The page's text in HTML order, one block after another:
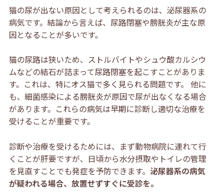
猫の尿が出ない原因として考えられるのは、泌尿器系の
病気です。結論から言えば、尿路閉塞や膀胱炎が主な原
因となることが多いです。
猫の尿路は狭いため、ストルバイトやシュウ酸カルシウ
ムなどの結石が詰まって尿路閉塞を起こすことがありま
す。これは、特にオス猫で多く見られる問題です。 他に
も、細菌感染による膀胱炎が原因で尿が出なくなる場合
があります。これらの病気は早期に診断し適切な治療を
受けることが重要です。
診断や治療を受けるためには、まず動物病院に連れて行
くことが肝要ですが、日頃から水分摂取やトイレの管理
を見直すことでも発症を予防できます。 泌尿器系の病気
が疑われる場合、放置せずすぐに受診を。